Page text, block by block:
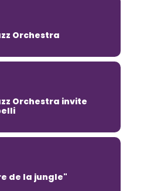
Orchestra
Orchestra invite
de la jungle"